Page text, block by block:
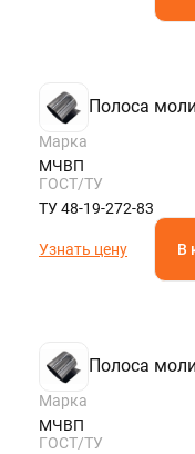
Полоса
Марка
МЧВП
ГОСТ/ТУ
ТУ 48-19-272-83
Узнать цену В
Полоса
Марка
МЧВП
ГОСТ/ТУ